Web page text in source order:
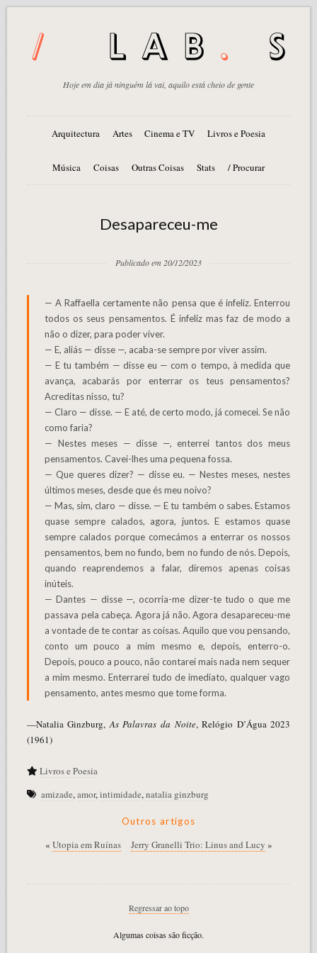
Hoje em dia já ninguém lá vai, aquilo está cheio de gente
Arquitectura Artes Cinema e TV Livros e Poesia
Música Coisas Outras Coisas Stats / Procurar
Desapareceu-me
Publicado em 20/12/2023
— A Raffaella certamente não pensa que é infeliz. Enterrou
todos os seus pensamentos. É infeliz mas faz de modo a
não o dizer, para poder viver.
— E, aliás — disse —, acaba-se sempre por viver assim.
— E tu também — disse eu — com o tempo, à medida que
avança, acabarás por enterrar os teus pensamentos?
Acreditas nisso, tu?
— Claro — disse. — E até, de certo modo, já comecei. Se não
como faria?
— Nestes meses — disse —, enterrei tantos dos meus
pensamentos. Cavei-lhes uma pequena fossa.
— Que queres dizer? — disse eu. — Nestes meses, nestes
últimos meses, desde que és meu noivo?
— Mas, sim, claro — disse. — E tu também o sabes. Estamos
quase sempre calados, agora, juntos. E estamos quase
sempre calados porque comecámos a enterrar os nossos
pensamentos, bem no fundo, bem no fundo de nós. Depois,
quando reaprendemos a falar, diremos apenas coisas
inúteis.
— Dantes — disse —, ocorria-me dizer-te tudo o que me
passava pela cabeça. Agora já não. Agora desapareceu-me
a vontade de te contar as coisas. Aquilo que vou pensando,
conto um pouco a mim mesmo e, depois, enterro-o.
Depois, pouco a pouco, não contarei mais nada nem sequer
a mim mesmo. Enterrarei tudo de imediato, qualquer vago
pensamento, antes mesmo que tome forma.
—Natalia Ginzburg,As Palavras da Noite, Relógio D’Água 2023
(1961)
Livros e Poesia
amizade,amor,intimidade,natalia ginzburg
Outros artigos
« Utopia em Ruínas Jerry Granelli Trio: Linus and Lucy »
Regressar ao topo
Algumas coisas são ficção.